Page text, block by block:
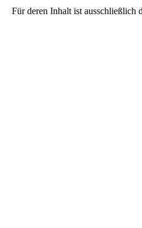
Für deren Inhalt ist ausschließlich